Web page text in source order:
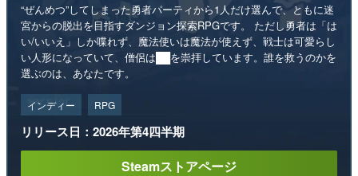
“ぜんめつ”してしまった勇者パーティから1人だけ選んで、ともに迷
宮からの脱出を目指すダンジョン探索RPGです。 ただし勇者は「は
い/いいえ」しか喋れず、魔法使いは魔法が使えず、戦士は可愛らし
い人形になっていて、僧侶は██を崇拝しています。誰を救うのかを
選ぶのは、あなたです。
インディー RPG
リリース日：2026年第4四半期
Steamストアページ